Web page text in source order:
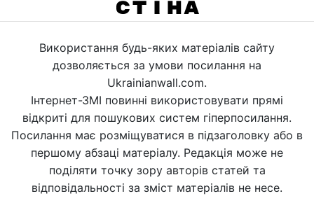
Використання будь-яких матеріалів сайту
дозволяється за умови посилання на
Ukrainianwall.com.
Інтернет-ЗМІ повинні використовувати прямі
відкриті для пошукових систем гіперпосилання.
Посилання має розміщуватися в підзаголовку або в
першому абзаці матеріалу. Редакція може не
поділяти точку зору авторів статей та
відповідальності за зміст матеріалів не несе.